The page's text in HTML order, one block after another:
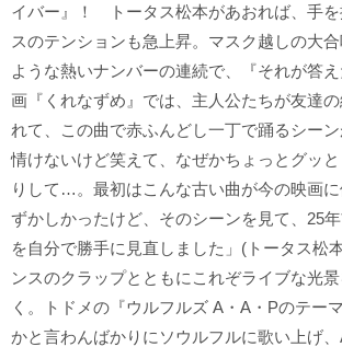
イバー』！ トータス松本があおれば、手を
スのテンションも急上昇。マスク越しの大
ような熱いナンバーの連続で、『それが答
画『くれなずめ』では、主人公たちが友達
れて、この曲で赤ふんどし一丁で踊るシー
情けないけど笑えて、なぜかちょっとグッ
りして…。最初はこんな古い曲が今の映画
ずかしかったけど、そのシーンを見て、25
を自分で勝手に見直しました」(トータス松
ンスのクラップとともにこれぞライブな光
く。トドメの『ウルフルズ A・A・Pのテー
かと言わんばかりにソウルフルに歌い上げ